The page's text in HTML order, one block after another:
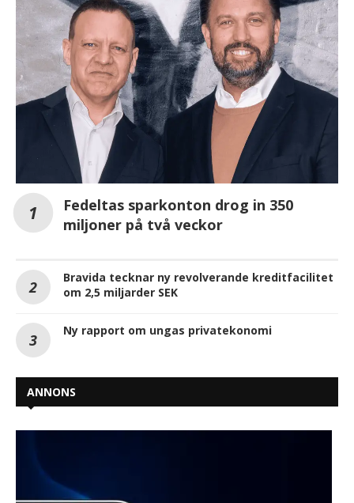
Fedeltas sparkonton drog in 350
miljoner på två veckor
Bravida tecknar ny revolverande kreditfacilitet
om 2,5 miljarder SEK
Ny rapport om ungas privatekonomi
ANNONS